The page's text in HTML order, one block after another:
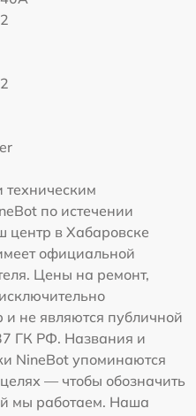
по истечении
центр в Хабаровске
официальной
Цены на ремонт,
не являются публичной
ГК РФ. Названия и
NineBot упоминаются
— чтобы обозначить
мы работаем. Наша